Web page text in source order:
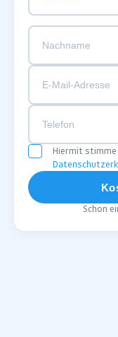
Hiermit stimme
Schon